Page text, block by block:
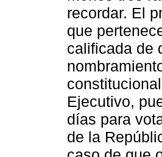
recordar. El
que
calificada de
Ejecutivo,
días para
de la